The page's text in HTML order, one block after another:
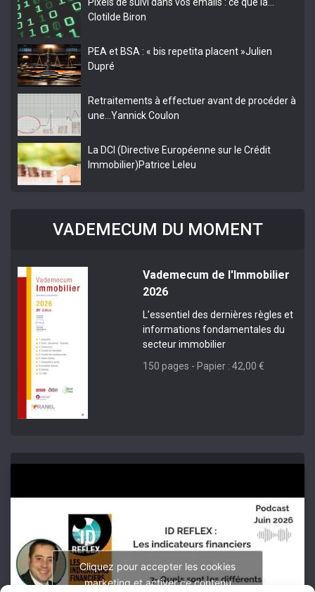
Clotilde Biron
PEA et BSA : « bis repetita placent »Julien
Dupré
Retraitements à effectuer avant de procéder à
une… Yannick Coulon
La DCI (Directive Européenne sur le Crédit
Immobilier)Patrice Leleu
VADEMECUM DU MOMENT
Vademecum de l'Immobilier
2026
L’essentiel des dernières règles et
informations fondamentales du
secteur immobilier
150 pages - Papier : 42,00 €
Cliquez pour accepter les cookies
marketing et activer ce contenu